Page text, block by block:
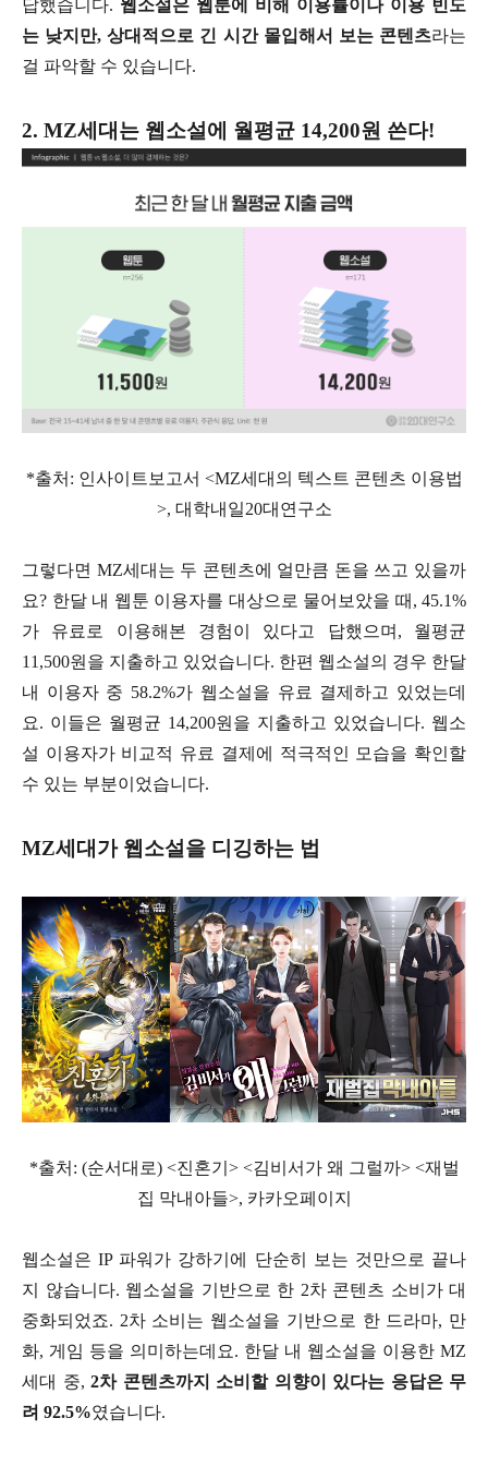
답했습니다. 웹소설은 웹툰에 비해 이용률이나 이용 빈도
는 낮지만, 상대적으로 긴 시간 몰입해서 보는 콘텐츠라는
걸 파악할 수 있습니다.
2. MZ세대는 웹소설에 월평균 14,200원 쓴다!
*출처: 인사이트보고서 <MZ세대의 텍스트 콘텐츠 이용법
>, 대학내일20대연구소
그렇다면 MZ세대는 두 콘텐츠에 얼만큼 돈을 쓰고 있을까
요? 한달 내 웹툰 이용자를 대상으로 물어보았을 때, 45.1%
가 유료로 이용해본 경험이 있다고 답했으며, 월평균
11,500원을 지출하고 있었습니다. 한편 웹소설의 경우 한달
내 이용자 중 58.2%가 웹소설을 유료 결제하고 있었는데
요. 이들은 월평균 14,200원을 지출하고 있었습니다. 웹소
설 이용자가 비교적 유료 결제에 적극적인 모습을 확인할
수 있는 부분이었습니다.
MZ세대가 웹소설을 디깅하는 법
*출처: (순서대로) <진혼기> <김비서가 왜 그럴까> <재벌
집 막내아들>, 카카오페이지
웹소설은 IP 파워가 강하기에 단순히 보는 것만으로 끝나
지 않습니다. 웹소설을 기반으로 한 2차 콘텐츠 소비가 대
중화되었죠. 2차 소비는 웹소설을 기반으로 한 드라마, 만
화, 게임 등을 의미하는데요. 한달 내 웹소설을 이용한 MZ
세대 중, 2차 콘텐츠까지 소비할 의향이 있다는 응답은 무
려 92.5%였습니다.